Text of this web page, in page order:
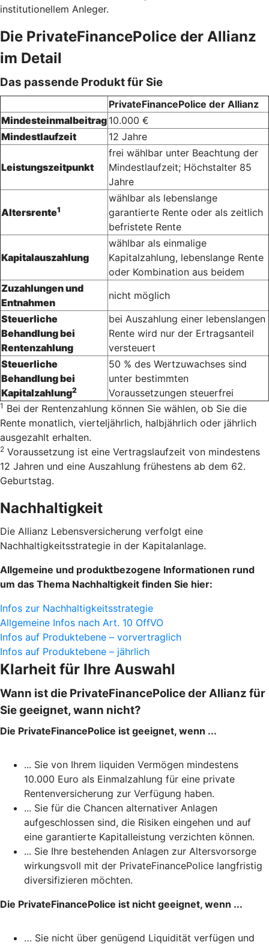
institutionellem Anleger.
Die PrivateFinancePolice der Allianz
im Detail
Das passende Produkt für Sie
PrivateFinancePolice der Allianz
Mindesteinmalbeitrag 10.000 €
Mindestlaufzeit
12 Jahre
Leistungszeitpunkt
frei wählbar unter Beachtung der
Mindestlaufzeit; Höchstalter 85
Jahre
Altersrente1
wählbar als lebenslange
garantierte Rente oder als zeitlich
befristete Rente
Kapitalauszahlung
wählbar als einmalige
Kapitalzahlung, lebenslange Rente
oder Kombination aus beidem
Zuzahlungen und
Entnahmen
nicht möglich
Steuerliche
Behandlung bei
Rentenzahlung
bei Auszahlung einer lebenslangen
Rente wird nur der Ertragsanteil
versteuert
Steuerliche
Behandlung bei
Kapitalzahlung2
50 % des Wertzuwachses sind
unter bestimmten
Voraussetzungen steuerfrei
1 Bei der Rentenzahlung können Sie wählen, ob Sie die
Rente monatlich, vierteljährlich, halbjährlich oder jährlich
ausgezahlt erhalten.
2 Voraussetzung ist eine Vertragslaufzeit von mindestens
12 Jahren und eine Auszahlung frühestens ab dem 62.
Geburtstag.
Nachhaltigkeit
Die Allianz Lebensversicherung verfolgt eine
Nachhaltigkeitsstrategie in der Kapitalanlage.
Allgemeine und produktbezogene Informationen rund
um das Thema Nachhaltigkeit finden Sie hier:
Infos zur Nachhaltigkeitsstrategie
Allgemeine Infos nach Art. 10 OffVO
Infos auf Produktebene – vorvertraglich
Infos auf Produktebene – jährlich
Klarheit für Ihre Auswahl
Wann ist die PrivateFinancePolice der Allianz für
Sie geeignet, wann nicht?
Die PrivateFinancePolice ist geeignet, wenn ...
... Sie von Ihrem liquiden Vermögen mindestens
10.000 Euro als Einmalzahlung für eine private
Rentenversicherung zur Verfügung haben.
... Sie für die Chancen alternativer Anlagen
aufgeschlossen sind, die Risiken eingehen und auf
eine garantierte Kapitalleistung verzichten können.
... Sie Ihre bestehenden Anlagen zur Altersvorsorge
wirkungsvoll mit der PrivateFinancePolice langfristig
diversifizieren möchten.
Die PrivateFinancePolice ist nicht geeignet, wenn ...
… Sie nicht über genügend Liquidität verfügen und